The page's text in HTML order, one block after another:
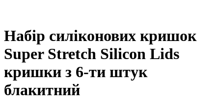
Набір силіконових кришок
Super Stretch Silicon Lids
кришки з 6-ти штук
блакитний